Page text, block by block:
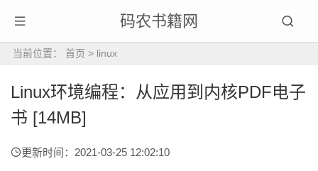
码农书籍网
当前位置： 首页 > linux
Linux环境编程：从应用到内核PDF电子
书 [14MB]
更新时间：2021-03-25 12:02:10